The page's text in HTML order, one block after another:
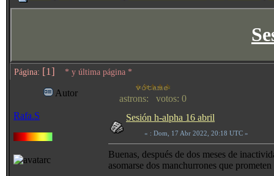
Página: [1] * y última página *
Autor
astrons: votos: 0
Rafa.S
Sesión h-alpha 16 abril
« : Dom, 17 Abr 2022, 20:18 UTC »
Buenas, después de dos meses de
asomarse dos manchurrones que